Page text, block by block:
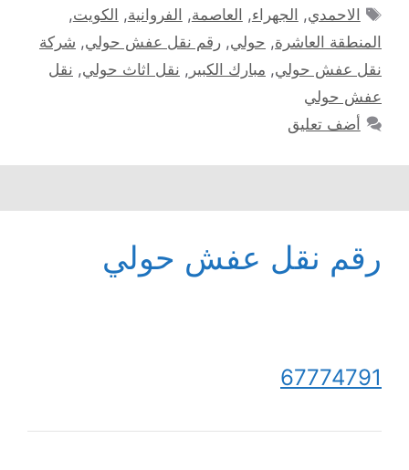
الوسوم
الاحمدي, الجهراء, العاصمة, الفروانية, الكويت,
المنطقة العاشرة, حولي, رقم نقل عفش حولي, شركة
نقل عفش حولي, مبارك الكبير , نقل اثاث حولي, نقل
عفش حولي
أضف تعليق
رقم نقل عفش حولي
67774791